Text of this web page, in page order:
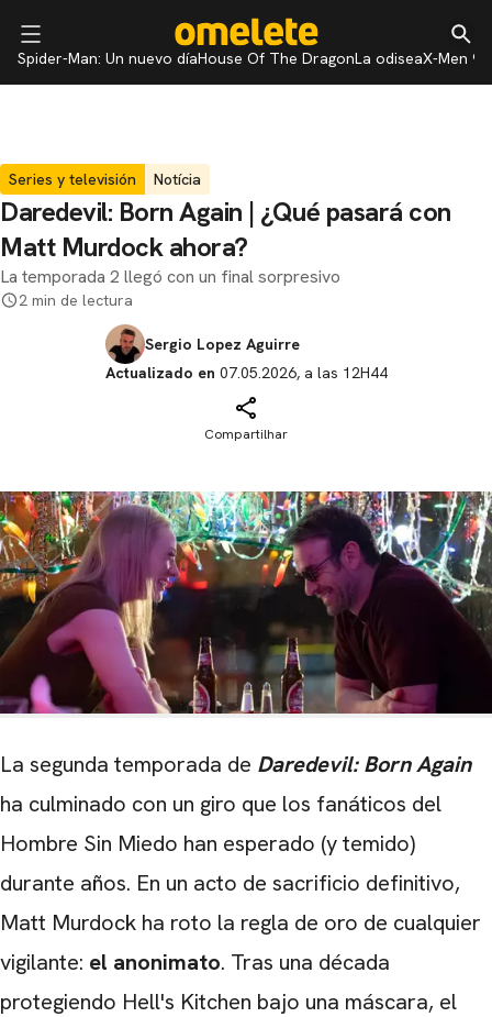
Spider-Man: Un nuevo díaHouse Of The DragonLa odiseaX-Men 97
Series y televisión Notícia
Daredevil: Born Again | ¿Qué pasará con
Matt Murdock ahora?
La temporada 2 llegó con un final sorpresivo
2 min de lectura
Sergio Lopez Aguirre
Actualizado en 07.05.2026, a las 12H44
Compartilhar
La segunda temporada de Daredevil: Born Again
ha culminado con un giro que los fanáticos del
Hombre Sin Miedo han esperado (y temido)
durante años. En un acto de sacrificio definitivo,
Matt Murdock ha roto la regla de oro de cualquier
vigilante: el anonimato. Tras una década
protegiendo Hell's Kitchen bajo una máscara, el